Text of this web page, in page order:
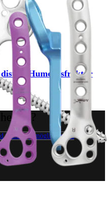
Humerusfraktur
Schulungsmöglichkeiten